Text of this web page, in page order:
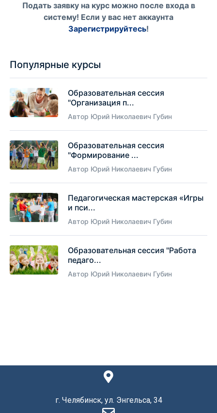
Подать заявку на курс можно после входа в
систему! Если у вас нет аккаунта
Зарегистрируйтесь!
Популярные курсы
Образовательная сессия
"Организация п...
Автор Юрий Николаевич Губин
Образовательная сессия
"Формирование ...
Автор Юрий Николаевич Губин
Педагогическая мастерская «Игры
и пси...
Автор Юрий Николаевич Губин
Образовательная сессия "Работа
педаго...
Автор Юрий Николаевич Губин
г. Челябинск, ул. Энгельса, 34